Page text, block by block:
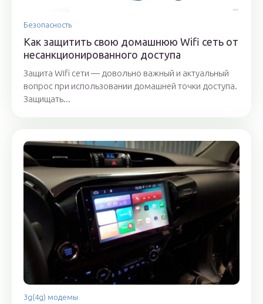
Безопасность
Как защитить свою домашнюю Wifi сеть от
несанкционированного доступа
Защита Wifi сети — довольно важный и актуальный
вопрос при использовании домашней точки доступа.
Защищать...
3g(4g) модемы